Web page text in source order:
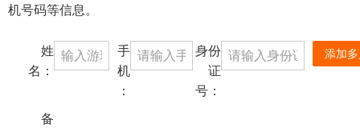
机号码等信息。
姓
名：
手
机
：
身份
证
号：
添加
备